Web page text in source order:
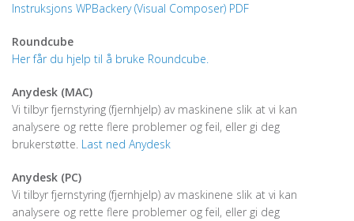
Instruksjons WPBackery (Visual Composer) PDF
Roundcube
Her får du hjelp til å bruke Roundcube.
Anydesk (MAC)
Vi tilbyr fjernstyring (fjernhjelp) av maskinene slik at vi kan
analysere og rette flere problemer og feil, eller gi deg
brukerstøtte. Last ned Anydesk
Anydesk (PC)
Vi tilbyr fjernstyring (fjernhjelp) av maskinene slik at vi kan
analysere og rette flere problemer og feil, eller gi deg